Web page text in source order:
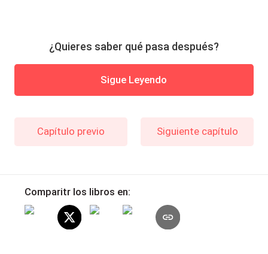
¿Quieres saber qué pasa después?
Sigue Leyendo
Capítulo previo Siguiente capítulo
Comparitr los libros en: